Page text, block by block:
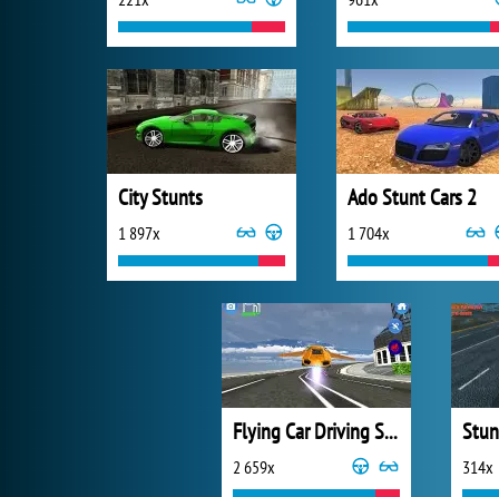
City Stunts
1 897x
Ado Stunt Cars 2
1 704x
Flying Car Driving Simulator
2 659x 314x